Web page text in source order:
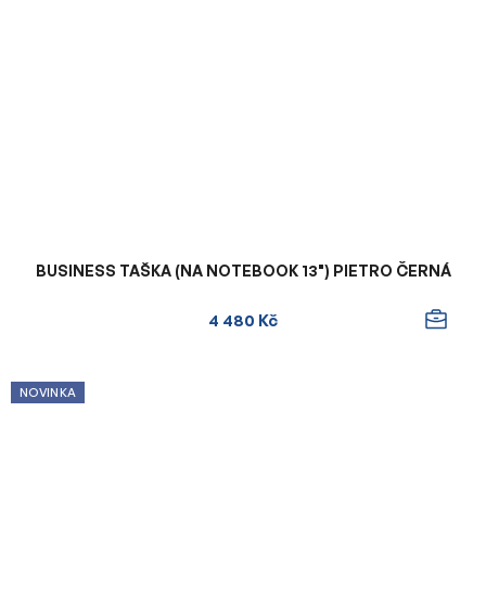
BUSINESS TAŠKA (NA NOTEBOOK 13") PIETRO ČERNÁ
4 480 Kč
NOVINKA